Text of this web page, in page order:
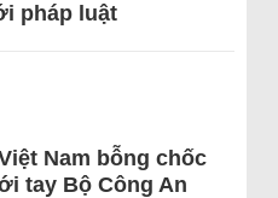
pháp luật
Nam bỗng chốc
tay Bộ Công An